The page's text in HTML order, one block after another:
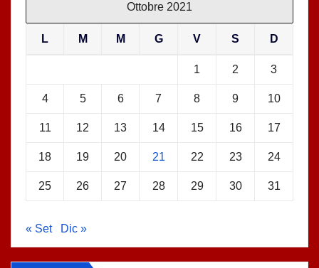
Ottobre 2021
L M M G V S D
1 2 3
4 5 6 7 8 9 10
11 12 13 14 15 16 17
18 19 20 21 22 23 24
25 26 27 28 29 30 31
« Set Dic »